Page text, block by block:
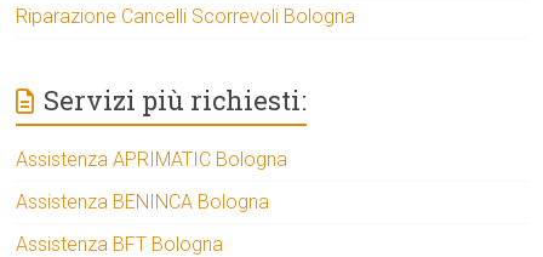
Riparazione Cancelli Scorrevoli Bologna
Servizi più richiesti:
Assistenza APRIMATIC Bologna
Assistenza BENINCA Bologna
Assistenza BFT Bologna